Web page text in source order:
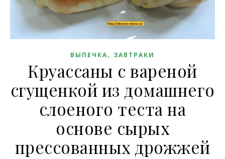
ВЫПЕЧКА, ЗАВТРАКИ
Круассаны с вареной
сгущенкой из домашнего
слоеного теста на
основе сырых
прессованных дрожжей